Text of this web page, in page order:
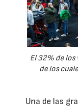
El 32% de
de los
Una de las